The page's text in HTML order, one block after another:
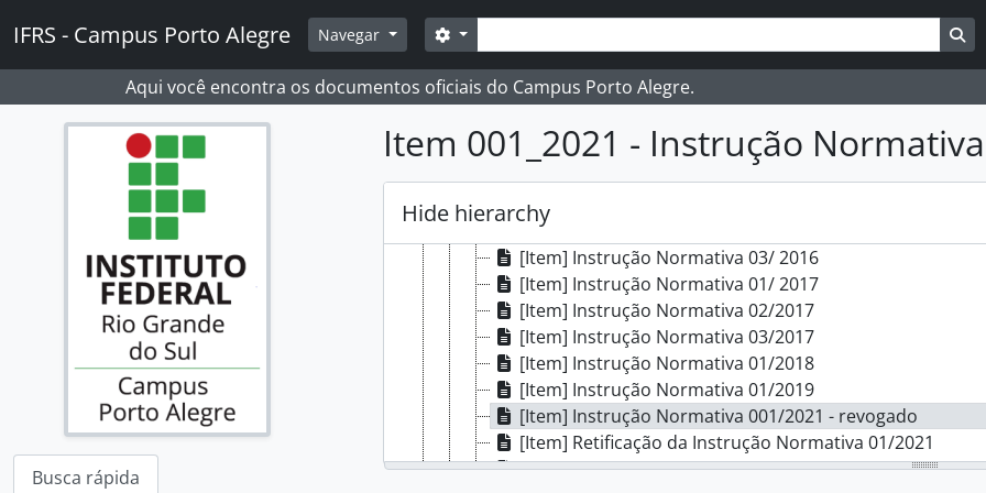
IFRS - Campus Porto Alegre Navegar Buscar
Opções de busca
Aqui você encontra os documentos oficiais do Campus Porto Alegre.
Busca rápida
Item 001_2021 - Instrução
Hide hierarchy
[Subfundos] Conselho do Campus Porto Alegre
[Subfundos] Direção Geral
[Séries] Cerimônias
[Séries] Boletim de serviço
[Séries] Cooperação Técnica
[Séries] Editais
[Séries] Instruções Normativas
[Item] Instrução Normativa 01/ 2016
[Item] Instrução Normativa 02/ 2016
[Item] Instrução Normativa 03/ 2016
[Item] Instrução Normativa 01/ 2017
[Item] Instrução Normativa 02/2017
[Item] Instrução Normativa 03/2017
[Item] Instrução Normativa 01/2018
[Item] Instrução Normativa 01/2019
[Item] Instrução Normativa 001/2021 - revogado
[Item] Retificação da Instrução Normativa 01/2021
[Item] Instrução Normativa 001/2022